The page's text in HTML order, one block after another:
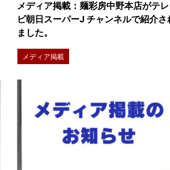
メディア掲載：麺彩房中野本店がテレ
ビ朝日スーパーJ チャンネルで紹介さ
ました。
メディア掲載